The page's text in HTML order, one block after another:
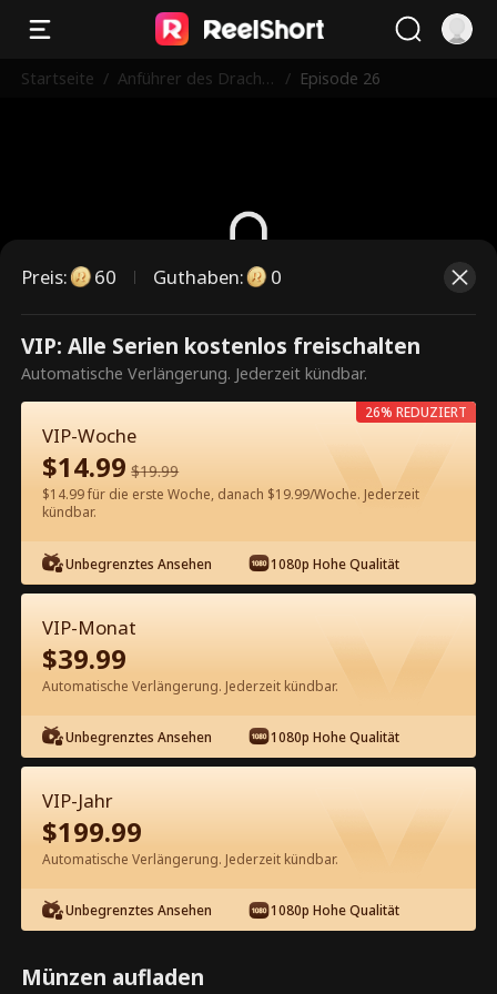
Startseite / Anführer des Drache
/ Episode 26
Dies ist eine kostenpflichtige
Episode. Bitte entsperren, um
weiterzusehen.
60Jetzt entsperren
Kostenlos in der App ansehen
Episode 26 - Anführer des
Drachenbundes Kompletter Film
1-50 51-100
26 27 29 30
Preis: 60 Guthaben: 0
VIP: Alle Serien kostenlos freischalten
Automatische Verlängerung. Jederzeit kündbar.
VIP-Woche
$14.99 $19.99
$14.99 für die erste Woche, danach $19.99/Woche. Jederzeit
kündbar.
Unbegrenztes Ansehen 1080p Hohe Qualität
26% REDUZIERT
VIP-Monat
$39.99
Automatische Verlängerung. Jederzeit kündbar.
Unbegrenztes Ansehen 1080p Hohe Qualität
VIP-Jahr
$199.99
Automatische Verlängerung. Jederzeit kündbar.
Unbegrenztes Ansehen 1080p Hohe Qualität
Münzen aufladen